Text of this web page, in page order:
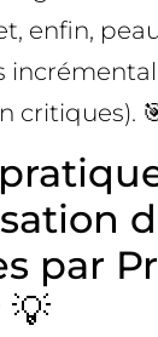
enfin,
critiques).
par